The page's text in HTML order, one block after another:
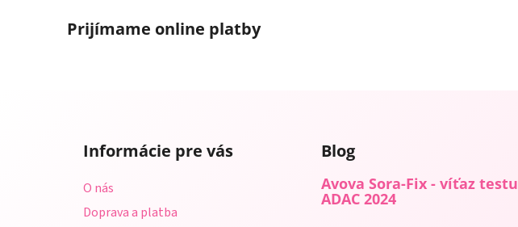
Prijímame online platby
Informácie pre vás
O nás
Doprava a platba
Blog
Avova Sora-Fix - víťaz testu
ADAC 2024